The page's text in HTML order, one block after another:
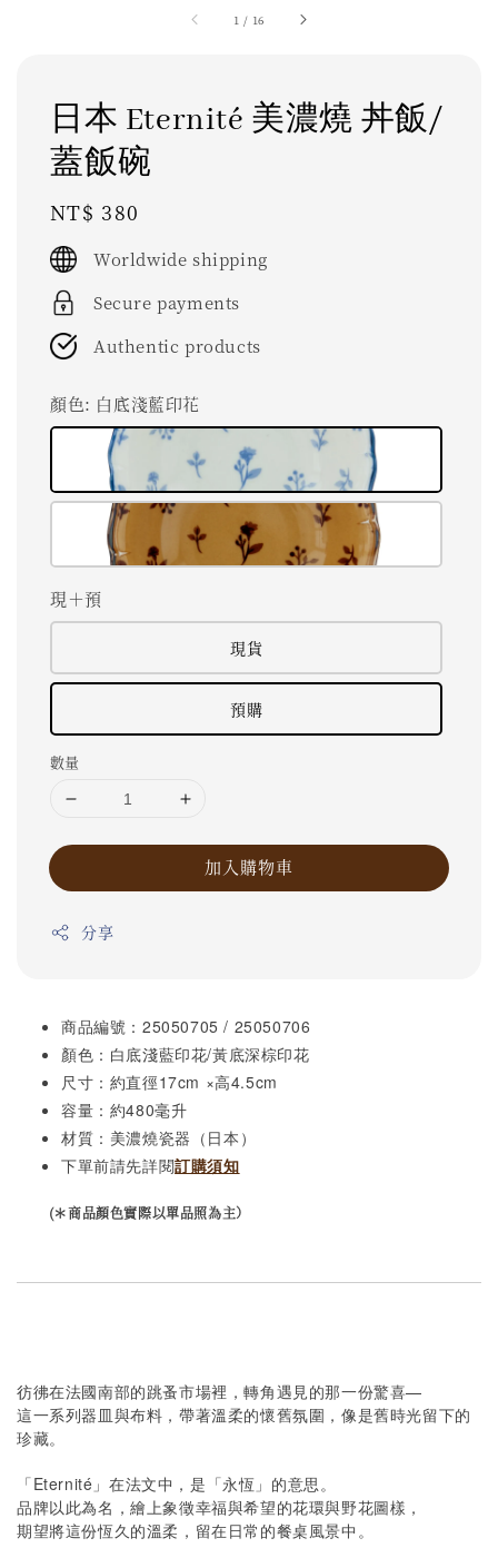
1 / 16
日本 Eternité 美濃燒 丼飯/
蓋飯碗
Regular
price
NT$ 380
Worldwide shipping
Secure payments
Authentic products
顏色: 白底淺藍印花
現＋預
現貨
預購
數量
加入購物車
分享
商品編號：25050705 / 25050706
顏色：白底淺藍印花/黃底深棕印花
尺寸：約直徑17cm ×高4.5cm
容量：約480毫升
材質：美濃燒瓷器（日本）
下單前請先詳閱訂購須知
(＊商品顏色實際以單品照為主）
彷彿在法國南部的跳蚤市場裡，轉角遇見的那一份驚喜—
這一系列器皿與布料，帶著溫柔的懷舊氛圍，像是舊時光留下的
珍藏。
「Eternité」在法文中，是「永恆」的意思。
品牌以此為名，繪上象徵幸福與希望的花環與野花圖樣，
期望將這份恆久的溫柔，留在日常的餐桌風景中。